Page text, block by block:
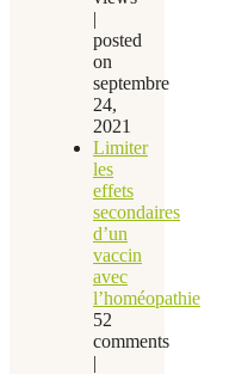
|
posted
on
septembre
24,
2021
Limiter
les
effets
secondaires
d’un
vaccin
avec
l’homéopathie
52
comments
|